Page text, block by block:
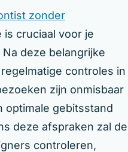
zonder
is cruciaal voor je
deze belangrijke
controles in
zijn onmisbaar
optimale gebitsstand
deze afspraken zal de
controleren,